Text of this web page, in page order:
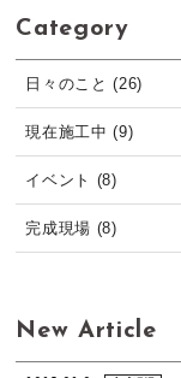
Category
日々のこと (26)
現在施工中 (9)
イベント (8)
完成現場 (8)
New Article